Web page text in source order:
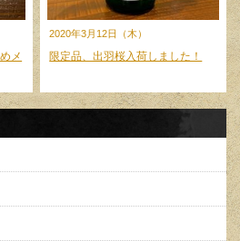
メ
2020年3月12日（木）
限定品、出羽桜入荷しました！